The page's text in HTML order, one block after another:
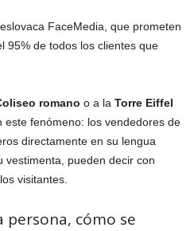
FaceMedia, que prometen
95% de todos los clientes que
romano o a la Torre Eiffel
este fenómeno: los vendedores de
directamente en su lengua
vestimenta, pueden decir con
visitantes.
persona, cómo se